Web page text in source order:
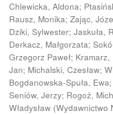
Chlewicka, Aldona;
Rausz, Monika; Zając,
Dziki, Sylwester; Jaskuła,
Derkacz, Małgorzata;
Grzegorz Paweł;
Jan; Michalski, Czesław;
Bogdanowska-Spuła, Ewa;
Seniów, Jerzy; Rogoż,
Władysław (Wydawnictwo